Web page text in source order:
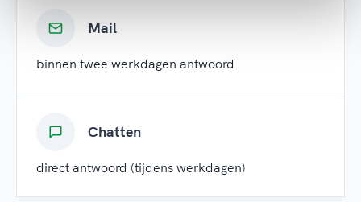
Mail
binnen twee werkdagen antwoord
Chatten
direct antwoord (tijdens werkdagen)